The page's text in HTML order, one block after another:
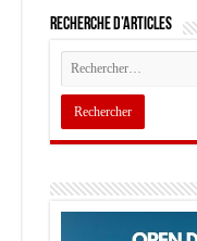
Recherche d’articles